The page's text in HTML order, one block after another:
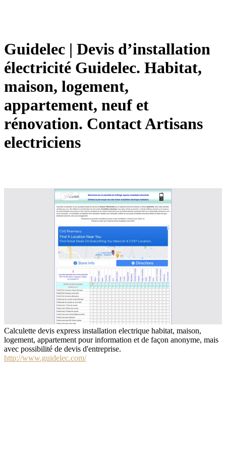
Guidelec | Devis d’instal­la­tion
électricité Guidelec. Habitat,
maison, logement,
appartement, neuf et
rénovation. Contact Artisans
electri­ciens
Calculette devis express installation electrique habitat, maison,
logement, appartement pour information et de façon anonyme, mais
avec possibilité de devis d'entreprise.
http://www.guidelec.com/